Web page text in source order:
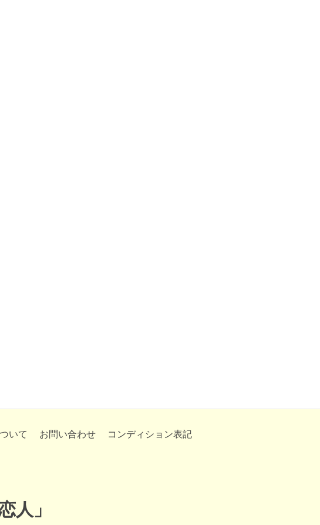
いて お問い合わせ コンディション表記
人」